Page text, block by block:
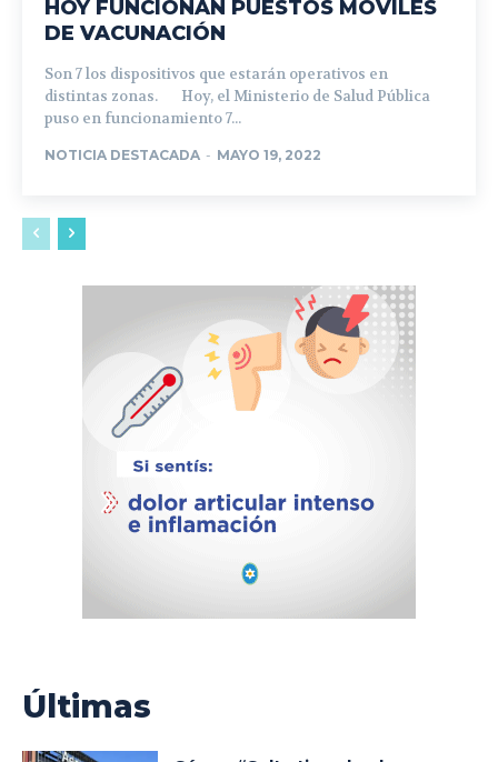
HOY FUNCIONAN PUESTOS MOVILES
DE VACUNACIÓN
Son 7 los dispositivos que estarán operativos en
distintas zonas. Hoy, el Ministerio de Salud Pública
puso en funcionamiento 7...
NOTICIA DESTACADA - MAYO 19, 2022
Últimas